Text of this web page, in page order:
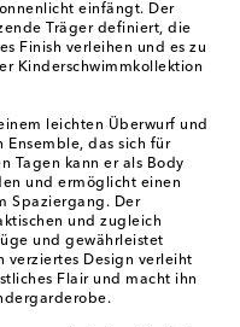
einfängt. Der
Träger definiert, die
Finish verleihen und es zu
Kinderschwimmkollektion
leichten Überwurf und
Ensemble, das sich für
Tagen kann er als Body
und ermöglicht einen
Spaziergang. Der
und zugleich
und gewährleistet
verziertes Design verleiht
Flair und macht ihn